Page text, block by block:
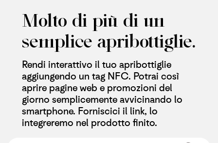
Molto di più di un
semplice apribottiglie​.
Rendi interattivo il tuo apribottiglie
aggiungendo un tag NFC. Potrai così
aprire pagine web e promozioni del
giorno semplicemente avvicinando lo
smartphone. Forniscici il link, lo
integreremo nel prodotto finito.